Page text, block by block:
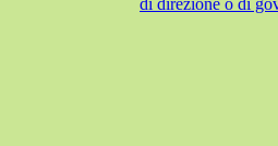
di direzione o di